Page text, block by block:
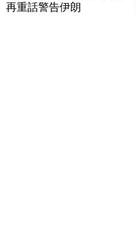
再重話警告伊朗